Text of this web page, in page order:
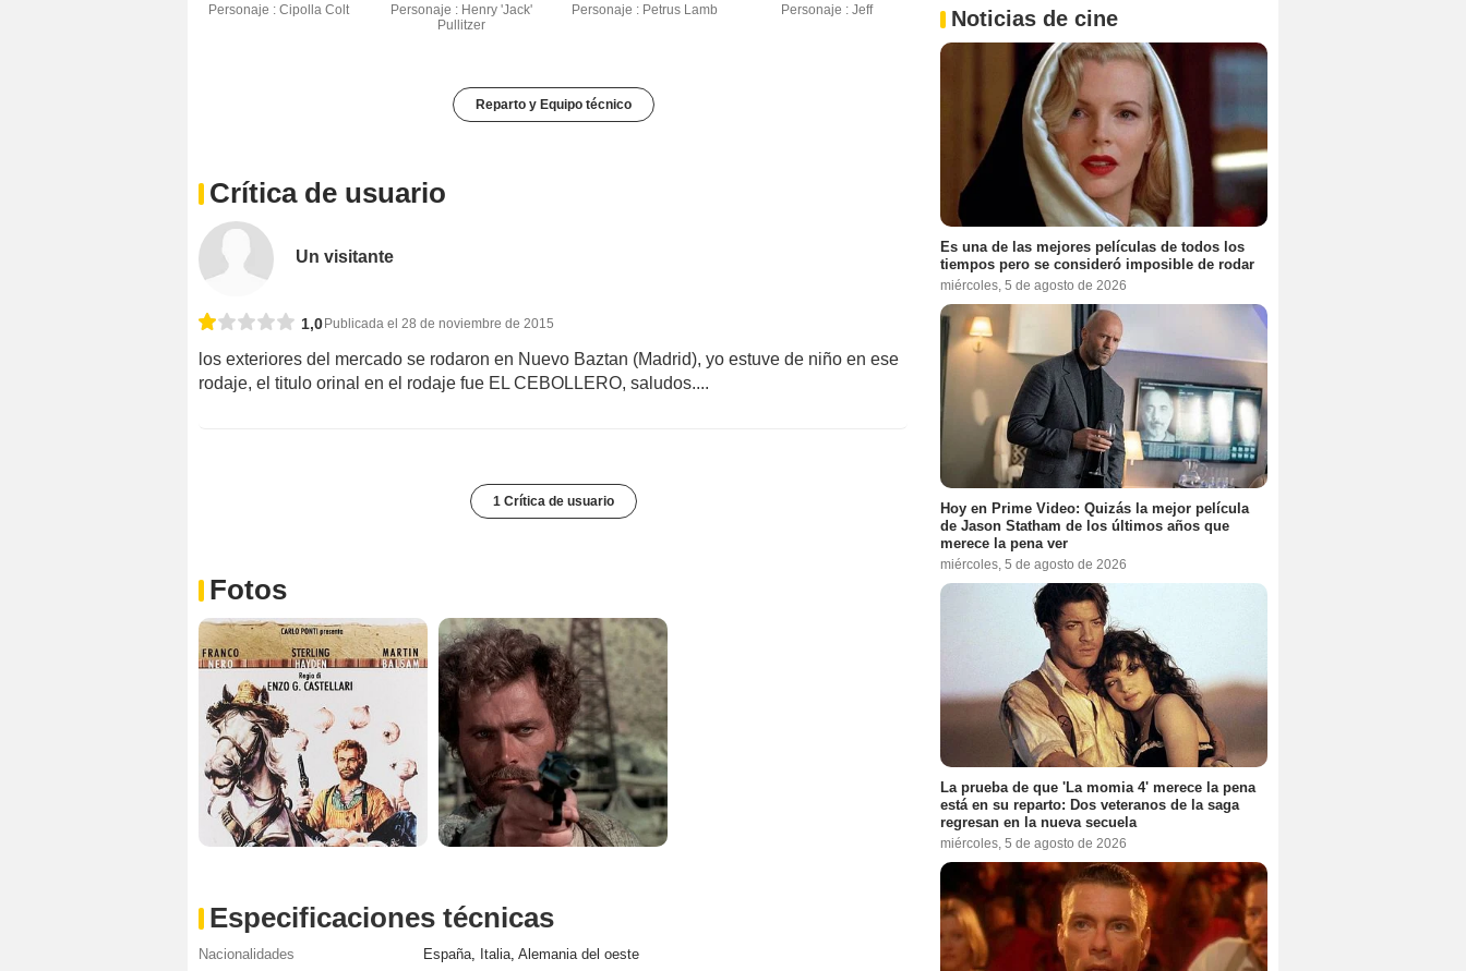
Personaje : Cipolla Colt
Personaje : Henry 'Jack'
Pullitzer
Personaje : Petrus Lamb Personaje : Jeff
Reparto y Equipo técnico
Crítica de usuario
Un visitante
1,0Publicada el 28 de noviembre de 2015
los exteriores del mercado se rodaron en Nuevo Baztan (Madrid), yo estuve de niño en ese
rodaje, el titulo orinal en el rodaje fue EL CEBOLLERO, saludos....
1 Crítica de usuario
Fotos
Especificaciones técnicas
Nacionalidades España, Italia, Alemania del oeste
Noticias de cine
Es una de las mejores películas de todos los
tiempos pero se consideró imposible de rodar
miércoles, 5 de agosto de 2026
Hoy en Prime Video: Quizás la mejor película
de Jason Statham de los últimos años que
merece la pena ver
miércoles, 5 de agosto de 2026
La prueba de que 'La momia 4' merece la pena
está en su reparto: Dos veteranos de la saga
regresan en la nueva secuela
miércoles, 5 de agosto de 2026